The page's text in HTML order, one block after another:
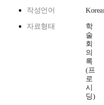
작성언어
자료형태
학
술
회
의
록
(프
로
시
딩)